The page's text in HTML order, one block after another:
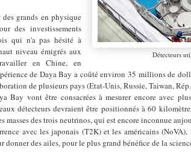
Détecteurs
grands en physique
des investissements
qui n'a pas hésité à
niveau émigrés aux
en Chine, en
de Daya Bay a coûté environ 35 millions de
de plusieurs pays (Etat-Unis, Russie, Taiwan,
Bay vont être consacrées à mesurer encore avec
détecteurs devraient être positionnés à 60
masses des trois neutrinos, qui est encore inconnue
avec les japonais (T2K) et les américains
des ailes, pour le plus grand bénéfice de la